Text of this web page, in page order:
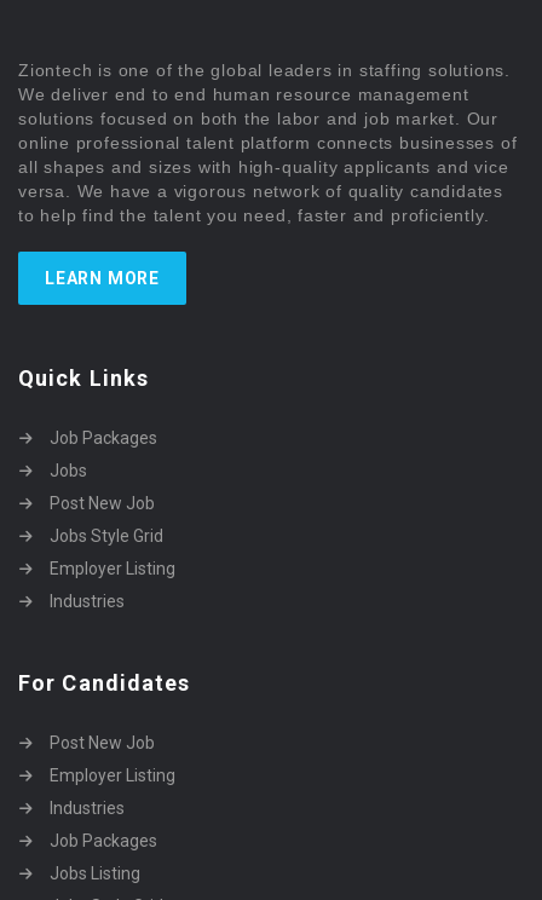
Ziontech is one of the global leaders in staffing solutions.
We deliver end to end human resource management
solutions focused on both the labor and job market. Our
online professional talent platform connects businesses of
all shapes and sizes with high-quality applicants and vice
versa. We have a vigorous network of quality candidates
to help find the talent you need, faster and proficiently.
LEARN MORE
Quick Links
Job Packages
Jobs
Post New Job
Jobs Style Grid
Employer Listing
Industries
For Candidates
Post New Job
Employer Listing
Industries
Job Packages
Jobs Listing